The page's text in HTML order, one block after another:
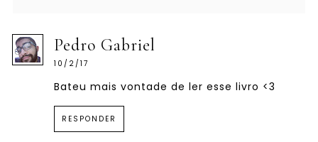
Pedro Gabriel
10/2/17
Bateu mais vontade de ler esse livro <3
RESPONDER